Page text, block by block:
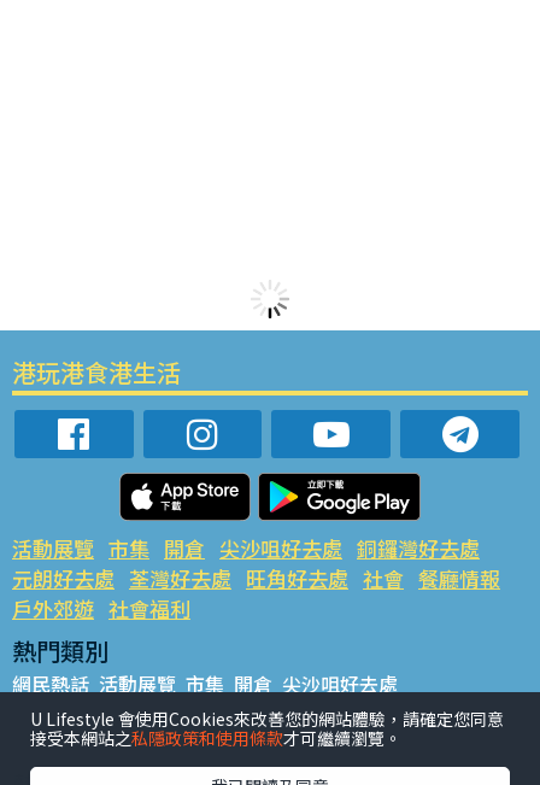
港玩港食港生活
活動展覽 市集 開倉 尖沙咀好去處 銅鑼灣好去處
元朗好去處 荃灣好去處 旺角好去處 社會 餐廳情報
戶外郊遊 社會福利
熱門類別
網民熱話 活動展覽 市集 開倉 尖沙咀好去處
銅鑼灣好去處 元朗好去處 荃灣好去處 旺角好去處 社會
餐廳情報 戶外郊遊
U Lifestyle 會使用Cookies來改善您的網站體驗，請確定您同意
接受本網站之私隱政策和使用條款才可繼續瀏覽。